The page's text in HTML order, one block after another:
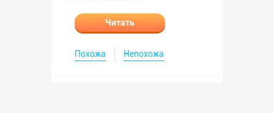
Читать
Похожа Непохожа